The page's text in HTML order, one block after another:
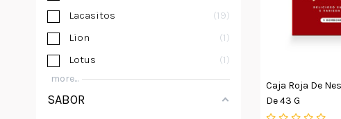
Lacasitos
19
Lion
1
Lotus
1
more...
SABOR
Caja Roja De
De 43 G